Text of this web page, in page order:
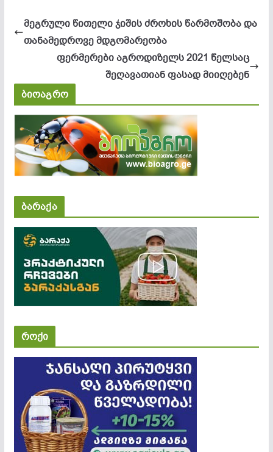
მეგრული წითელი ჯიშის ძროხის წარმოშობა და
თანამედროვე მდგომარეობა
ფერმერები აგროდიზელს 2021 წელსაც
შეღავათიან ფასად მიიღებენ
ბიოაგრო
ბარაქა
როქი